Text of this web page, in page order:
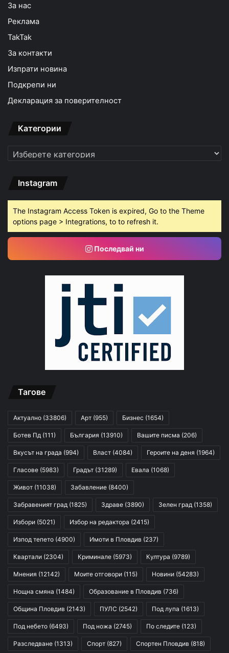
За нас
Реклама
TakTak
За контакти
Изпрати новина
Подкрепи ни
Декларация за поверителност
Категории
Категории
Instagram
The Instagram Access Token is expired, Go to the Theme
options page > Integrations, to to refresh it.
Последвай ни
Тагове
Актуално (33806) Арт (955) Бизнес (1654)
Ботев Пд (111) България (13910) Вашите писма (206)
Вкусът на града (994) Власт (4084) Героите на деня (1964)
Гласове (5983) Градът (31289) Евала (1068)
Живот (11038) Забавление (8400)
Забравеният град (1825) Здраве (3890) Зелен град (1358)
Избори (5021) Избор на редактора (2415)
Изпод тепето (4900) Имоти в Пловдив (237)
Квартали (2304) Криминале (5973) Култура (9789)
Мнения (12142) Моите отговори (115) Новини (54283)
Нощна смяна (1484) Образование в Пловдив (736)
Община Пловдив (2143) ПУЛС (2542) Под лупа (1613)
Под небето (6493) Под ножа (2745) По следите (123)
Разследване (1313) Спорт (827) Спортен Пловдив (818)